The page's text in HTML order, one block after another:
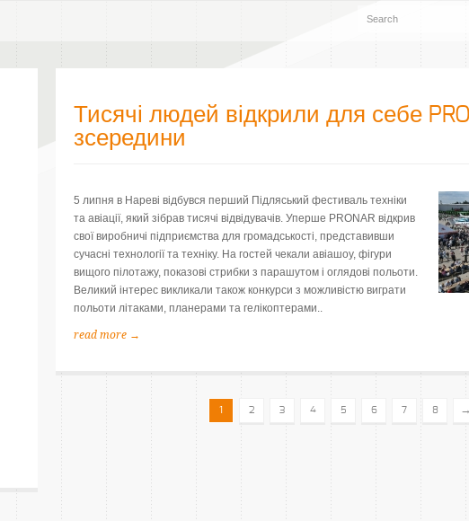
Тисячі людей відкрили для себе
зсередини
5 липня в Нареві відбувся перший Підляський фестиваль техніки
та авіації, який зібрав тисячі відвідувачів. Уперше PRONAR відкрив
свої виробничі підприємства для громадськості, представивши
сучасні технології та техніку. На гостей чекали авіашоу, фігури
вищого пілотажу, показові стрибки з парашутом і оглядові польоти.
Великий інтерес викликали також конкурси з можливістю виграти
польоти літаками, планерами та гелікоптерами..
read more →
1 2 3 4 5 6 7 8 →